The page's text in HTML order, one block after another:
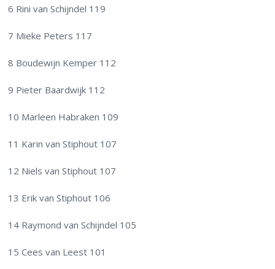
6 Rini van Schijndel 119
7 Mieke Peters 117
8 Boudewijn Kemper 112
9 Pieter Baardwijk 112
10 Marleen Habraken 109
11 Karin van Stiphout 107
12 Niels van Stiphout 107
13 Erik van Stiphout 106
14 Raymond van Schijndel 105
15 Cees van Leest 101